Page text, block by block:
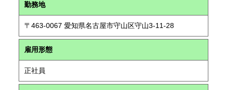
勤務地
〒463-0067 愛知県名古屋市守山区守山3-11-28
雇用形態
正社員